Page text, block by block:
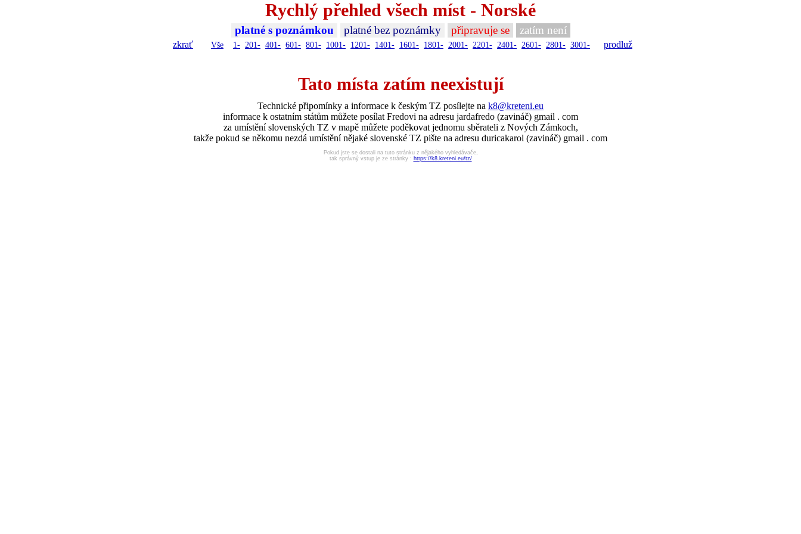
zkrať
Rychlý přehled všech míst - Norské
prodluž
platné s poznámkou platné bez poznámky připravuje se zatím není
Vše 1- 201- 401- 601- 801- 1001- 1201- 1401- 1601- 1801- 2001- 2201- 2401- 2601- 2801- 3001-
Tato místa zatím neexistují
Technické připomínky a informace k českým TZ posílejte na k8@kreteni.eu
informace k ostatním státům můžete posílat Fredovi na adresu jardafredo (zavináč) gmail . com
za umístění slovenských TZ v mapě můžete poděkovat jednomu sběrateli z Nových Zámkoch,
takže pokud se někomu nezdá umístění nějaké slovenské TZ pište na adresu duricakarol (zavináč) gmail . com
Pokud jste se dostali na tuto stránku z nějakého vyhledávače,
tak správný vstup je ze stránky : https://k8.kreteni.eu/tz/